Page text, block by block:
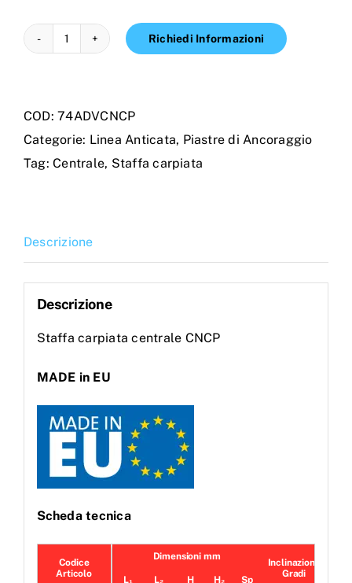
Staffa
CNCP
quantità
Richiedi Informazioni
COD:74ADVCNCP
Categorie: Linea Anticata, Piastre di Ancoraggio
Tag:Centrale, Staffa carpiata
Descrizione
Descrizione
Staffa carpiata centrale CNCP
MADE in EU
Scheda tecnica
Codice
Articolo
Dimensioni mm
Inclinazione
Gradi
L₁ L₂ H H₂ Sp